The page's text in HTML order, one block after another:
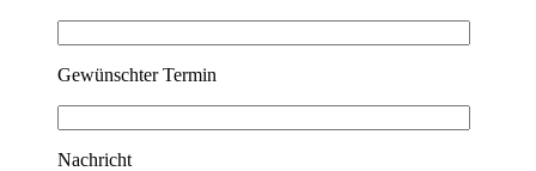
Gewünschter Termin
Nachricht